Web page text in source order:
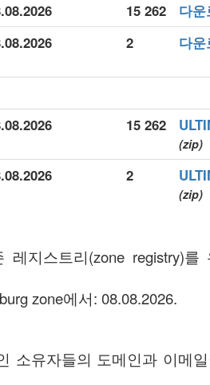
15 262 다
2 다
15 262
(zip)
2
(zip)
지스트리(zone registry)를
zone에서: 08.08.2026.
소유자들의 도메인과 이메